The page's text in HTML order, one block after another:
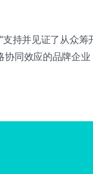
支持并见证了从众
协同效应的品牌企